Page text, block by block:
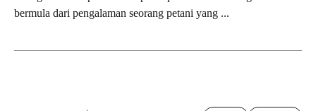
bermula dari pengalaman seorang petani yang ...